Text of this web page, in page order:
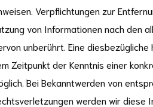
Verpflichtungen zur
von Informationen nach den
unberührt. Eine
Zeitpunkt der Kenntnis einer
Bei Bekanntwerden von
werden wir diese